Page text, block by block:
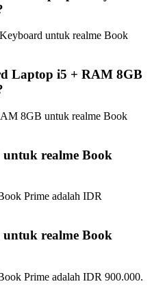
untuk realme Book
Laptop i5 + RAM 8GB
8GB untuk realme Book
untuk realme Book
Prime adalah IDR
untuk realme Book
Prime adalah IDR 900.000.